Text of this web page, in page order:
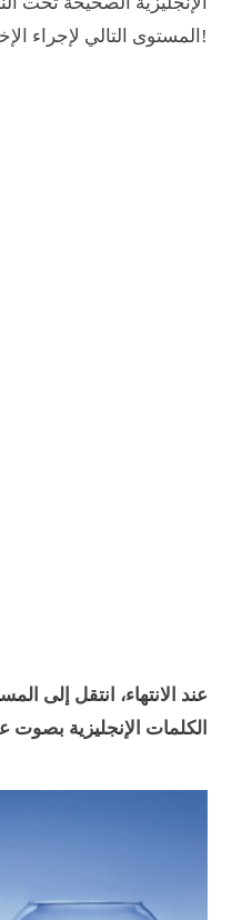
المستوى التالي لإجراء الإختبار!
الكلمات الإنجليزية بصوت